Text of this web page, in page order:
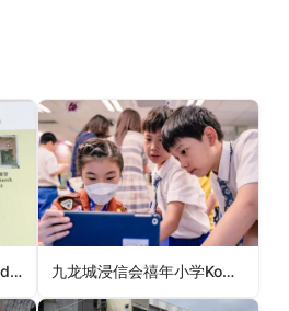
圣公会牧爱小学SKH Good Shepherd Primary School（九龙城区小学） 九龙城浸信会禧年小学Kowloon City Baptist Church Hay Nien Primary School（沙田区小学）